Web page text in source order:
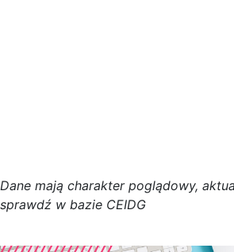
Dane mają charakter poglądowy, aktua
sprawdź w bazie CEIDG